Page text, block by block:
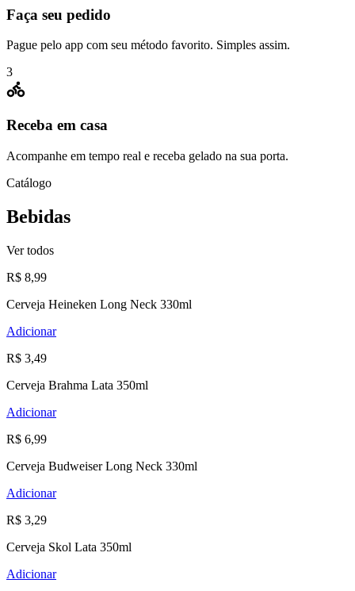
Faça seu pedido
Pague pelo app com seu método favorito. Simples assim.
3
Receba em casa
Acompanhe em tempo real e receba gelado na sua porta.
Catálogo
Bebidas
Ver todos
R$ 8,99
Cerveja Heineken Long Neck 330ml
Adicionar
R$ 3,49
Cerveja Brahma Lata 350ml
Adicionar
R$ 6,99
Cerveja Budweiser Long Neck 330ml
Adicionar
R$ 3,29
Cerveja Skol Lata 350ml
Adicionar